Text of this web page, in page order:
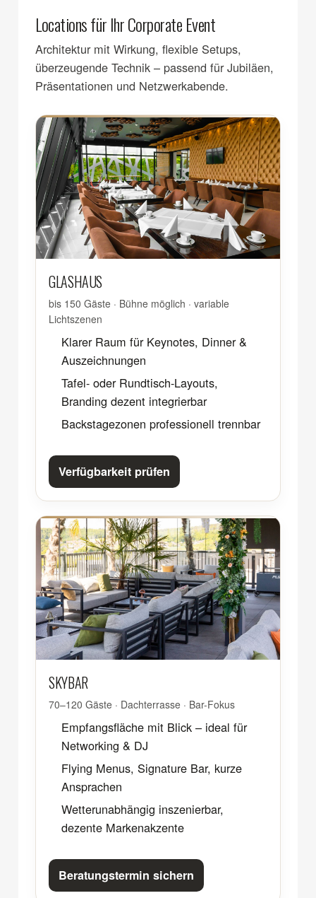
Locations für Ihr Corporate Event
Architektur mit Wirkung, flexible Setups,
überzeugende Technik – passend für Jubiläen,
Präsentationen und Netzwerkabende.
GLASHAUS
bis 150 Gäste · Bühne möglich · variable
Lichtszenen
Klarer Raum für Keynotes, Dinner &
Auszeichnungen
Tafel- oder Rundtisch-Layouts,
Branding dezent integrierbar
Backstagezonen professionell trennbar
Verfügbarkeit prüfen
SKYBAR
70–120 Gäste · Dachterrasse · Bar-Fokus
Empfangsfläche mit Blick – ideal für
Networking & DJ
Flying Menus, Signature Bar, kurze
Ansprachen
Wetterunabhängig inszenierbar,
dezente Markenakzente
Beratungstermin sichern